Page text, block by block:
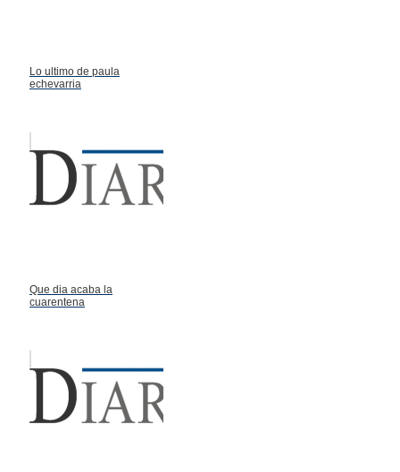
Lo ultimo de paula
echevarria
Que dia acaba la
cuarentena